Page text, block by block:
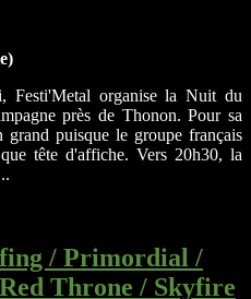
Festi'Metal organise la Nuit du
près de Thonon. Pour sa
puisque le groupe français
tête d'affiche. Vers 20h30, la
/ Primordial /
Throne / Skyfire